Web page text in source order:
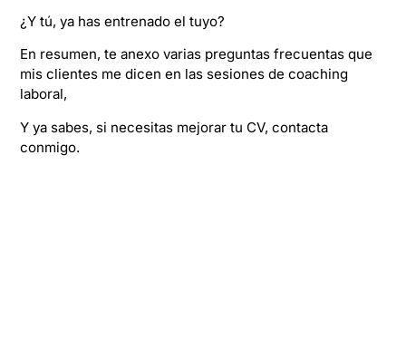
¿Y tú, ya has entrenado el tuyo?
En resumen, te anexo varias preguntas frecuentas que
mis clientes me dicen en las sesiones de coaching
laboral,
Y ya sabes, si necesitas mejorar tu CV, contacta
conmigo.